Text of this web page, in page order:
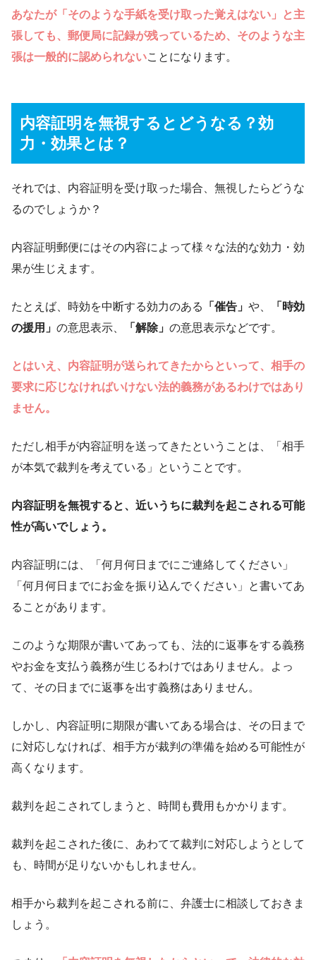
あなたが「そのような手紙を受け取った覚えはない」と主
張しても、郵便局に記録が残っているため、そのような主
張は一般的に認められないことになります。
内容証明を無視するとどうなる？効
力・効果とは？
それでは、内容証明を受け取った場合、無視したらどうな
るのでしょうか？
内容証明郵便にはその内容によって様々な法的な効力・効
果が生じえます。
たとえば、時効を中断する効力のある 「催告」 や、
「時効
の援用」 の意思表示、 「解除」 の意思表示などです。
とはいえ、内容証明が送られてきたからといって、相手の
要求に応じなければいけない法的義務があるわけではあり
ません。
ただし相手が内容証明を送ってきたということは、「相手
が本気で裁判を考えている」ということです。
内容証明を無視すると、近いうちに裁判を起こされる可能
性が高いでしょう。
内容証明には、「何月何日までにご連絡してください」
「何月何日までにお金を振り込んでください」と書いてあ
ることがあります。
このような期限が書いてあっても、法的に返事をする義務
やお金を支払う義務が生じるわけではありません。よっ
て、その日までに返事を出す義務はありません。
しかし、内容証明に期限が書いてある場合は、その日まで
に対応しなければ、相手方が裁判の準備を始める可能性が
高くなります。
裁判を起こされてしまうと、時間も費用もかかります。
裁判を起こされた後に、あわてて裁判に対応しようとして
も、時間が足りないかもしれません。
相手から裁判を起こされる前に、弁護士に相談しておきま
しょう。